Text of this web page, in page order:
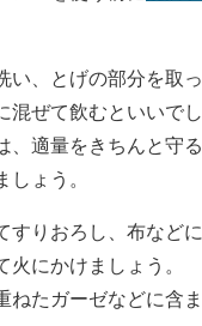
、とげの部分を取
ぜて飲むといいでし
適量をきちんと守
ょう。
りおろし、布など
にかけましょう。
たガーゼなどに含ま